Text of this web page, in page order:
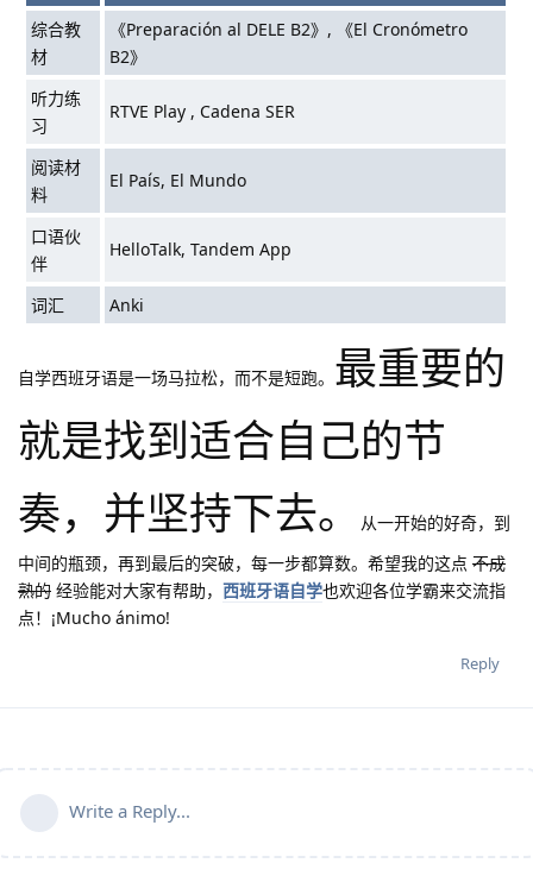
综合教
材
《Preparación al DELE B2》, 《El Cronómetro
B2》
听力练
习
RTVE Play , Cadena SER
阅读材
料
El País, El Mundo
口语伙
伴
HelloTalk, Tandem App
词汇 Anki
自学西班牙语是一场马拉松，而不是短跑。 最重要的
就是找到适合自己的节
奏，并坚持下去。
从一开始的好奇，到
中间的瓶颈，再到最后的突破，每一步都算数。希望我的这点 不成
熟的 经验能对大家有帮助， 西班牙语自学也欢迎各位学霸来交流指
点！¡Mucho ánimo!
Reply
Write a Reply...